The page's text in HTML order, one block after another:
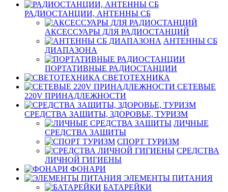
РАДИОСТАНЦИИ, АНТЕННЫ CБ
АКСЕССУАРЫ ДЛЯ РАДИОСТАНЦИЙ
АНТЕННЫ CБ
ДИАПАЗОНА
ПОРТАТИВНЫЕ РАДИОСТАНЦИИ
СВЕТОТЕХНИКА
СЕТЕВЫЕ
220V ПРИНАДЛЕЖНОСТИ
СРЕДСТВА ЗАЩИТЫ, ЗДОРОВЬЕ, ТУРИЗМ
ЛИЧНЫЕ
СРЕДСТВА ЗАЩИТЫ
СПОРТ ТУРИЗМ
СРЕДСТВА
ЛИЧНОЙ ГИГИЕНЫ
ФОНАРИ
ЭЛЕМЕНТЫ ПИТАНИЯ
БАТАРЕЙКИ